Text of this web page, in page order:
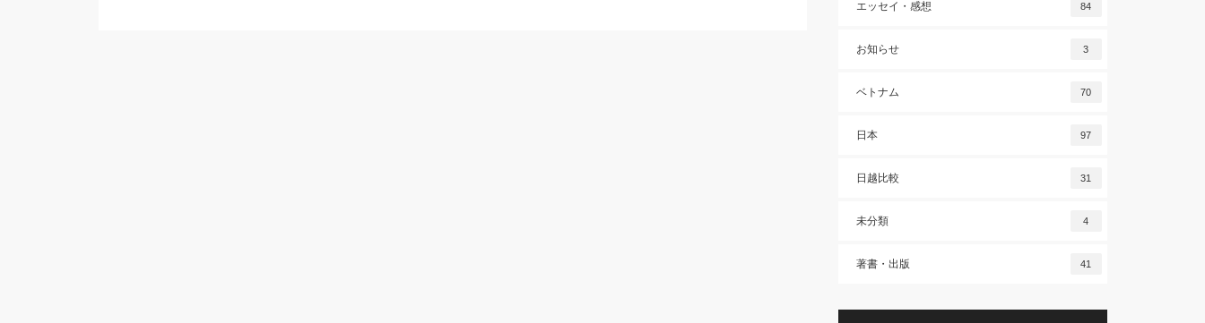
エッセイ・感想 84
お知らせ 3
ベトナム 70
日本 97
日越比較 31
未分類 4
著書・出版 41